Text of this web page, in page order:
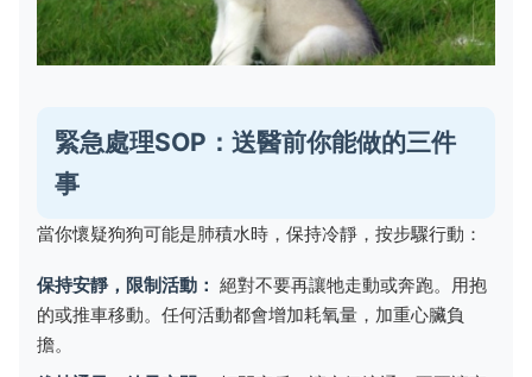
緊急處理SOP：送醫前你能做的三件
事
當你懷疑狗狗可能是肺積水時，保持冷靜，按步驟行動：
保持安靜，限制活動： 絕對不要再讓牠走動或奔跑。用抱
的或推車移動。任何活動都會增加耗氧量，加重心臟負
擔。